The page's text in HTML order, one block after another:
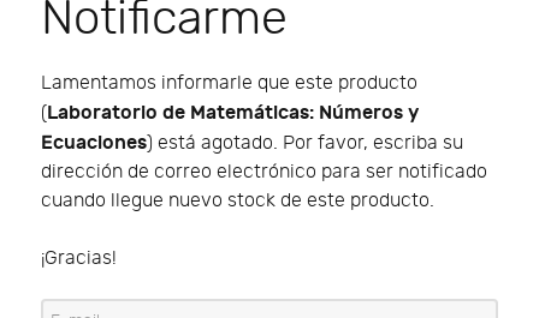
Notificarme
Lamentamos informarle que este producto
(Laboratorio de Matemáticas: Números y
Ecuaciones) está agotado. Por favor, escriba su
dirección de correo electrónico para ser notificado
cuando llegue nuevo stock de este producto.
¡Gracias!